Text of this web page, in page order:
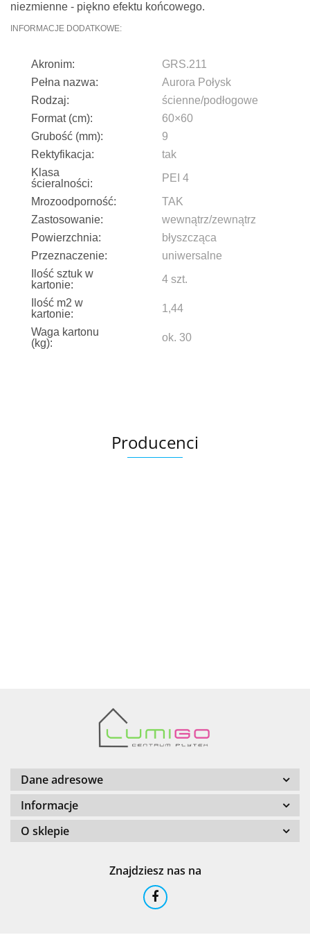
niezmienne - piękno efektu końcowego.
INFORMACJE DODATKOWE:
Akronim:
GRS.211
Pełna nazwa:
Aurora Połysk
Rodzaj:
ścienne/podłogowe
Format (cm):
60×60
Grubość (mm):
9
Rektyfikacja:
tak
Klasa
ścieralności:
PEI 4
Mrozoodporność:
TAK
Zastosowanie:
wewnątrz/zewnątrz
Powierzchnia:
błyszcząca
Przeznaczenie:
uniwersalne
Ilość sztuk w
kartonie:
4 szt.
Ilość m2 w
kartonie:
1,44
Waga kartonu
(kg):
ok. 30
Producenci
Barwolf
Dane adresowe
Informacje
O sklepie
Znajdziesz nas na